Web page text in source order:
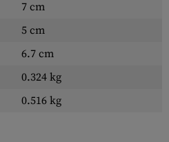
7 cm
5 cm
6.7 cm
0.324 kg
0.516 kg